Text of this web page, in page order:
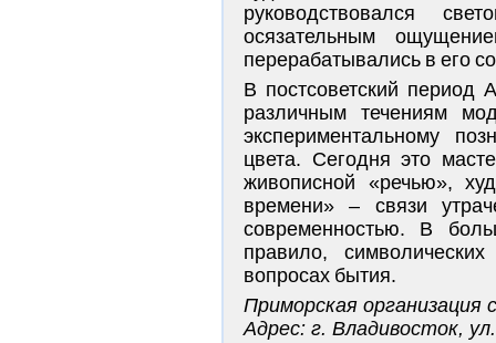
руководствовался
осязательным
перерабатывались в его
В постсоветский период
различным течениям
экспериментальному
цвета. Сегодня это
живописной «речью»,
времени» – связи
современностью. В
правило,
вопросах бытия.
Приморская организация
Адрес: г. Владивосток,